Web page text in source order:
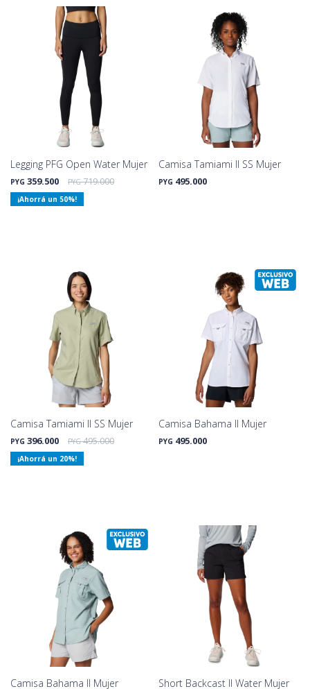
Legging PFG Open Water Mujer
PYG 359.500 PYG 719.000
50
Camisa Tamiami II SS Mujer
PYG 495.000
Camisa Tamiami II SS Mujer
PYG 396.000 PYG 495.000
20
Camisa Bahama II Mujer
PYG 495.000
Camisa Bahama II Mujer Short Backcast II Water Mujer